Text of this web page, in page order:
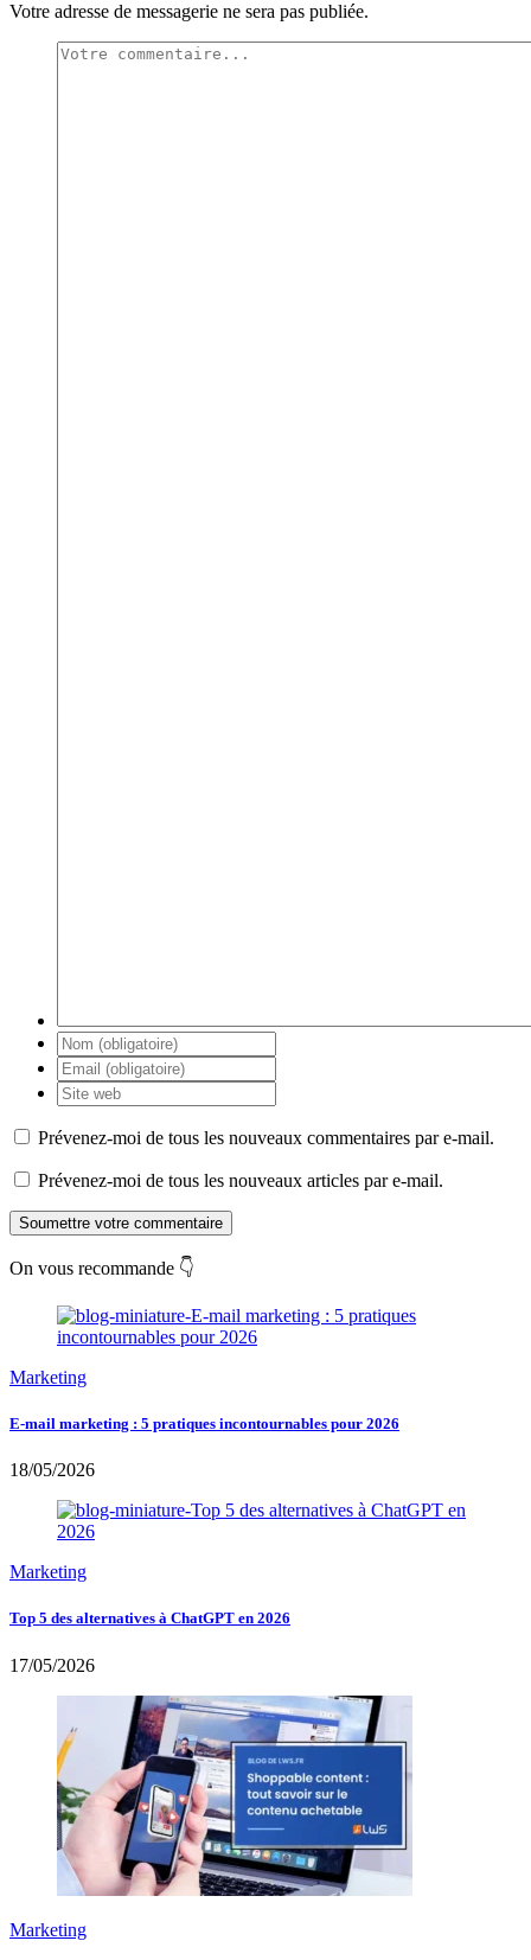
Votre adresse de messagerie ne sera pas publiée.
Prévenez-moi de tous les nouveaux commentaires par e-mail.
Prévenez-moi de tous les nouveaux articles par e-mail.
Soumettre votre commentaire
On vous recommande 👇
Marketing
E-mail marketing : 5 pratiques incontournables pour 2026
18/05/2026
Marketing
Top 5 des alternatives à ChatGPT en 2026
17/05/2026
Marketing